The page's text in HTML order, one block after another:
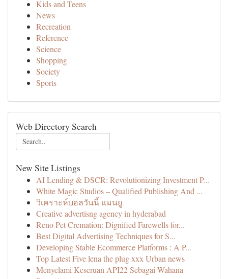
Kids and Teens
News
Recreation
Reference
Science
Shopping
Society
Sports
Web Directory Search
New Site Listings
AI Lending & DSCR: Revolutionizing Investment P...
White Magic Studios – Qualified Publishing And ...
วิเคราะห์บอลวันนี้ แมนยู
Creative advertisng agency in hyderabad
Reno Pet Cremation: Dignified Farewells for...
Best Digital Advertising Techniques for S...
Developing Stable Ecommerce Platforms : A P...
Top Latest Five lena the plug xxx Urban news
Menyelami Keseruan API22 Sebagai Wahana